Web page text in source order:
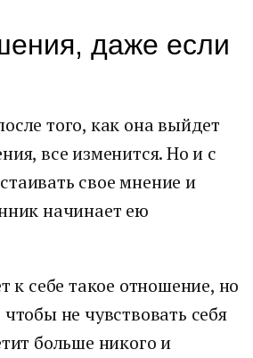
даже если
того, как она выйдет
все изменится. Но и с
свое мнение и
начинает ею
к себе такое отношение, но
не чувствовать себя
больше никого и